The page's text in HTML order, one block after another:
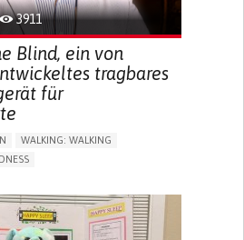
3911
Blind, ein von
tragbares
für
WALKING: WALKING
DEVICE (TO HELP ADL)
SENSORY FUNCTION